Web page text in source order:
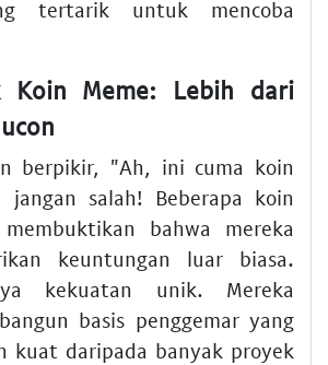
tertarik untuk mencoba
Koin Meme: Lebih dari
berpikir, "Ah, ini cuma koin
jangan salah! Beberapa koin
bahwa mereka
keuntungan luar biasa.
kekuatan unik. Mereka
basis penggemar yang
kuat daripada banyak proyek